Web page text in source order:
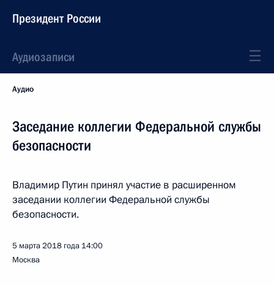
Президент России
Аудиозаписи
Аудио
Заседание коллегии Федеральной службы
безопасности
Владимир Путин принял участие в расширенном
заседании коллегии Федеральной службы
безопасности.
5 марта 2018 года 14:00
Москва